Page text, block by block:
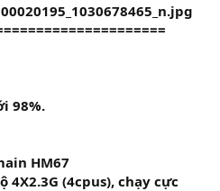
98%.
HM67
4X2.3G (4cpus), chạy cực